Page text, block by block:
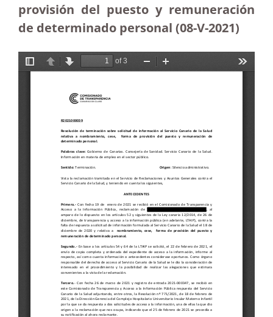
provisión del puesto y remuneración
de determinado personal (08-V-2021)